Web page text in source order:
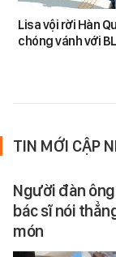
Lisa vội rời Hàn
chóng vánh với
TIN MỚI CẬP
Người đàn
bác sĩ nói
món